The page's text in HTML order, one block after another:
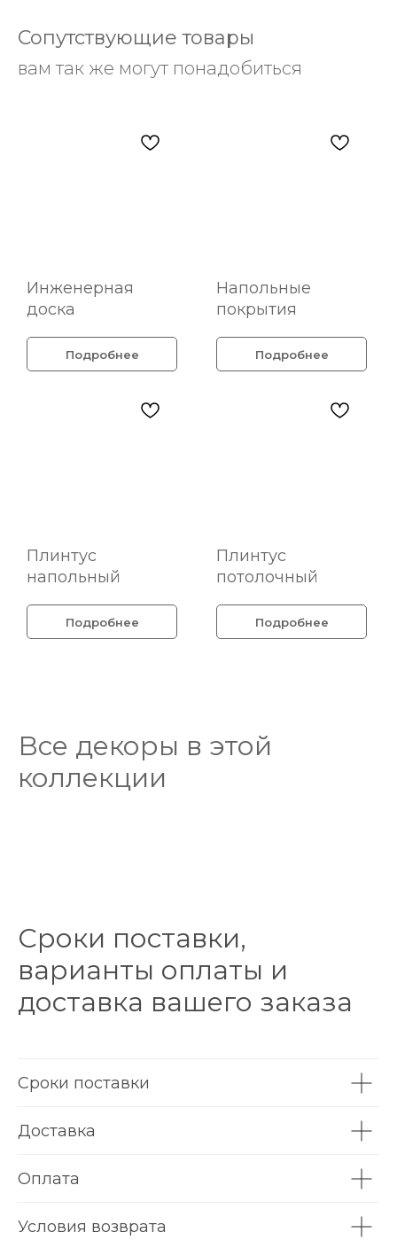
Сопутствующие товары
вам так же могут понадобиться
Инженерная
доска
Подробнее
Напольные
покрытия
Подробнее
Плинтус
напольный
Подробнее
Плинтус
потолочный
Подробнее
Все декоры в этой
коллекции
Сроки поставки,
варианты оплаты и
доставка вашего заказа
Сроки поставки
Доставка
Оплата
Условия возврата